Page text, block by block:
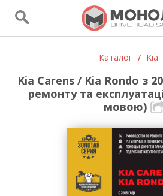
Каталог / Kia
Kia Carens / Kia Rondo з
ремонту та
мовою)